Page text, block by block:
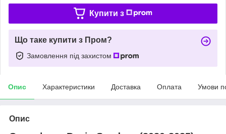
Купити з
Що таке купити з Пром?
Замовлення під захистом
Опис Характеристики Доставка Оплата Умови
Опис